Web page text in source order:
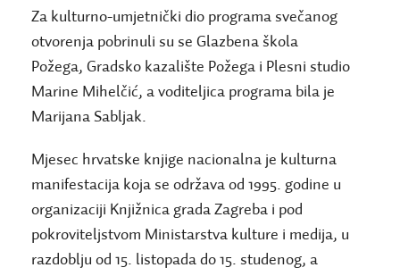
Za kulturno-umjetnički dio programa svečanog
otvorenja pobrinuli su se Glazbena škola
Požega, Gradsko kazalište Požega i Plesni studio
Marine Mihelčić, a voditeljica programa bila je
Marijana Sabljak.
Mjesec hrvatske knjige nacionalna je kulturna
manifestacija koja se održava od 1995. godine u
organizaciji Knjižnica grada Zagreba i pod
pokroviteljstvom Ministarstva kulture i medija, u
razdoblju od 15. listopada do 15. studenog, a